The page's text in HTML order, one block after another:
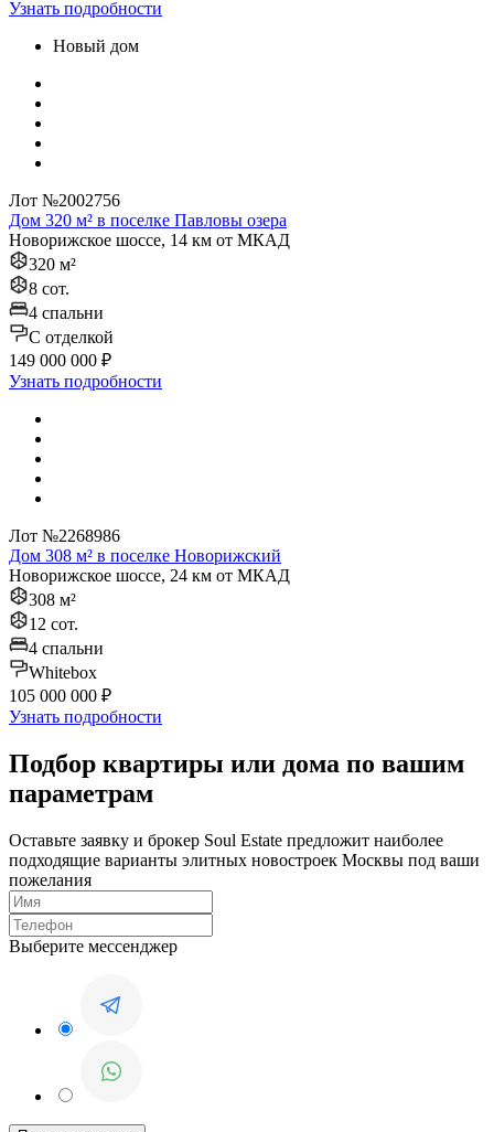
Узнать подробности
Новый дом
Лот №2002756
Дом 320 м² в поселке Павловы озера
Новорижское шоссе, 14 км от МКАД
320 м²
8 сот.
4 спальни
C отделкой
149 000 000 ₽
Узнать подробности
Лот №2268986
Дом 308 м² в поселке Новорижский
Новорижское шоссе, 24 км от МКАД
308 м²
12 сот.
4 спальни
Whitebox
105 000 000 ₽
Узнать подробности
Подбор квартиры или дома по вашим
параметрам
Оставьте заявку и брокер Soul Estate предложит наиболее
подходящие варианты элитных новостроек Москвы под ваши
пожелания
Выберите мессенджер